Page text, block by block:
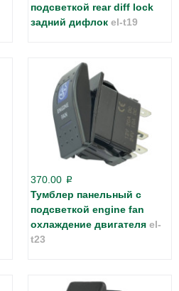
подсветкой rear diff lock
задний дифлок el-t19
370.00 p
Тумблер панельный с
подсветкой engine fan
охлаждение двигателя el-
t23